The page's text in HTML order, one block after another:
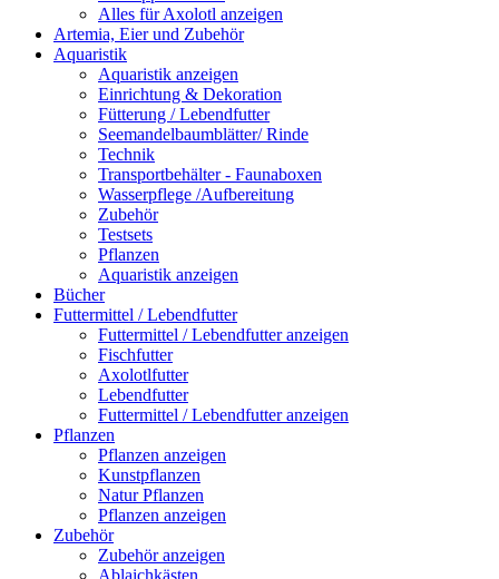
Alles für Axolotl anzeigen
Artemia, Eier und Zubehör
Aquaristik
Aquaristik anzeigen
Einrichtung & Dekoration
Fütterung / Lebendfutter
Seemandelbaumblätter/ Rinde
Technik
Transportbehälter - Faunaboxen
Wasserpflege /Aufbereitung
Zubehör
Testsets
Pflanzen
Aquaristik anzeigen
Bücher
Futtermittel / Lebendfutter
Futtermittel / Lebendfutter anzeigen
Fischfutter
Axolotlfutter
Lebendfutter
Futtermittel / Lebendfutter anzeigen
Pflanzen
Pflanzen anzeigen
Kunstpflanzen
Natur Pflanzen
Pflanzen anzeigen
Zubehör
Zubehör anzeigen
Ablaichkästen